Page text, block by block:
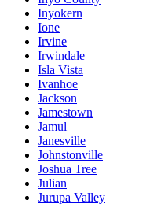
Inyokern
Ione
Irvine
Irwindale
Isla Vista
Ivanhoe
Jackson
Jamestown
Jamul
Janesville
Johnstonville
Joshua Tree
Julian
Jurupa Valley